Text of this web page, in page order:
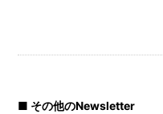
■ その他のNewsletter